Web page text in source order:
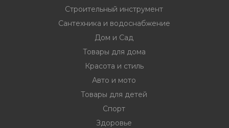
Строительный инструмент
Сантехника и водоснабжение
Дом и Сад
Товары для дома
Красота и стиль
Авто и мото
Товары для детей
Спорт
Здоровье